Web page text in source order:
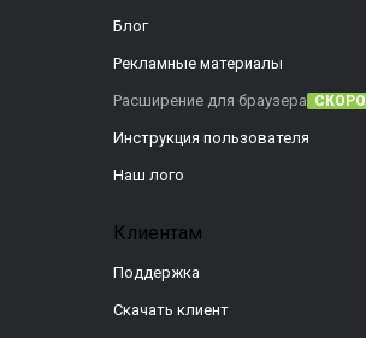
Блог
Рекламные материалы
Расширение для браузера СКОРО
Инструкция пользователя
Наш лого
Клиентам
Поддержка
Скачать клиент